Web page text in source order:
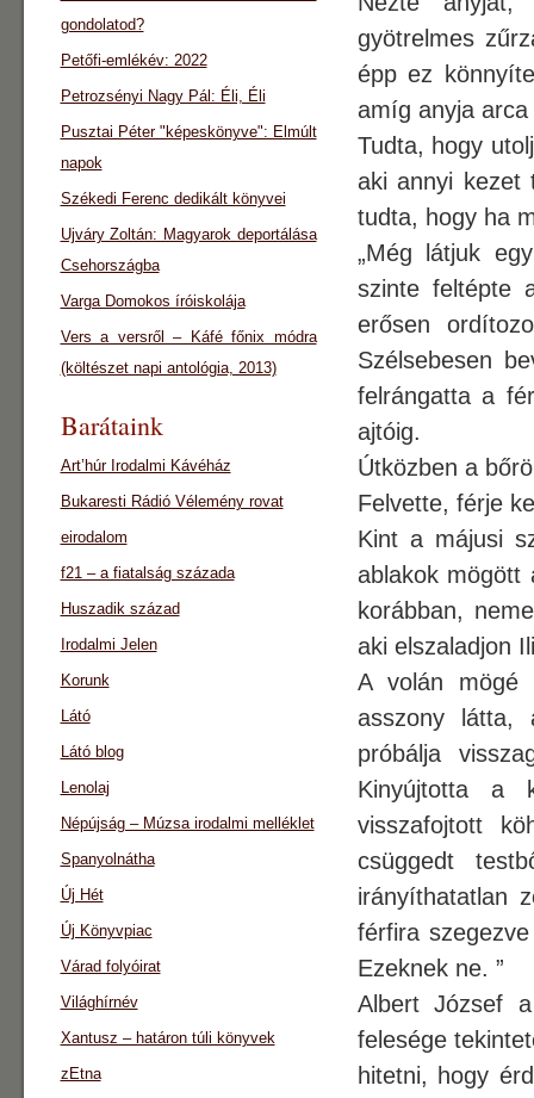
gyötrelmes
épp ez
amíg anyja
Tudta, hogy
aki annyi kezet
tudta, hogy ha
„Még látjuk
szinte feltépte
erősen
Szélsebesen
felrángatta a
ajtóig.
Útközben a
Felvette, férje
Kint a májusi
ablakok mögött
korábban,
aki elszaladjon
A volán mögé
asszony látta,
próbálja
Kinyújtotta a
visszafojtott
csüggedt
irányíthatatlan
férfira
Ezeknek ne. ”
Albert József
felesége
hitetni, hogy
gondolatod?
Petőfi-emlékév: 2022
Petrozsényi Nagy Pál: Éli, Éli
Pusztai Péter "képeskönyve": Elmúlt
napok
Székedi Ferenc dedikált könyvei
Ujváry Zoltán: Magyarok deportálása
Csehországba
Varga Domokos íróiskolája
Vers a versről – Káfé főnix módra
(költészet napi antológia, 2013)
Barátaink
Art’húr Irodalmi Kávéház
Bukaresti Rádió Vélemény rovat
eirodalom
f21 – a fiatalság százada
Huszadik század
Irodalmi Jelen
Korunk
Látó
Látó blog
Lenolaj
Népújság – Múzsa irodalmi melléklet
Spanyolnátha
Új Hét
Új Könyvpiac
Várad folyóirat
Világhírnév
Xantusz – határon túli könyvek
zEtna